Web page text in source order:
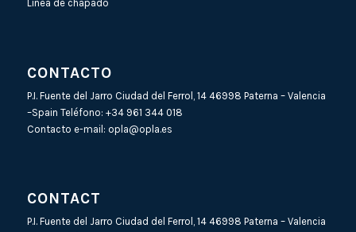
Línea de chapado
CONTACTO
P.I. Fuente del Jarro Ciudad del Ferrol, 14 46998 Paterna – Valencia
–Spain Teléfono: +34 961 344 018
Contacto e-mail: opla@opla.es
CONTACT
P.I. Fuente del Jarro Ciudad del Ferrol, 14 46998 Paterna – Valencia